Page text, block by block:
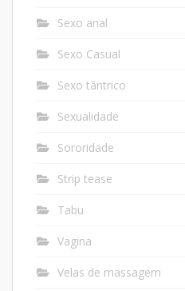
Sexo anal
Sexo Casual
Sexo tântrico
Sexualidade
Sororidade
Strip tease
Tabu
Vagina
Velas de massagem